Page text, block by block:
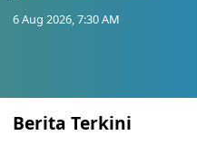
6 Aug 2026, 7:30 AM
Berita Terkini